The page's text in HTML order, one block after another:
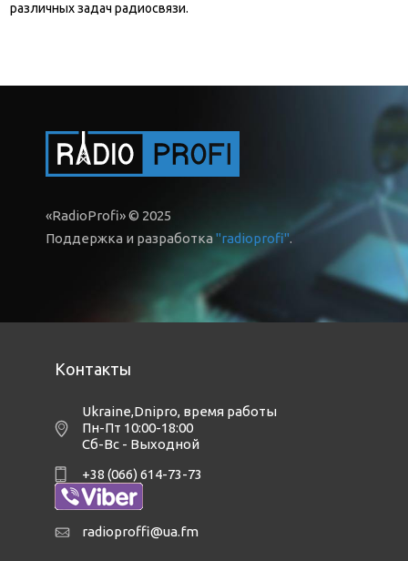
различных задач радиосвязи.
«RadioProfi» © 2025
Поддержка и разработка"radioprofi".
Контакты
Ukraine,Dnipro, время работы
Пн-Пт 10:00-18:00
Сб-Вс - Выходной
+38 (066) 614-73-73
radioproffi@ua.fm